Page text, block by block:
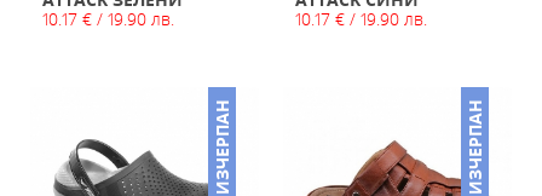
10.17 € / 19.90 лв.
10.17 € / 19.90 лв.
ИЗЧЕРПАН ИЗЧЕРПАН